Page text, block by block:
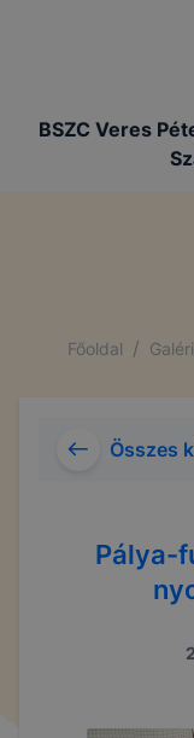
BSZC Veres
Főoldal /
Összes
Pálya-